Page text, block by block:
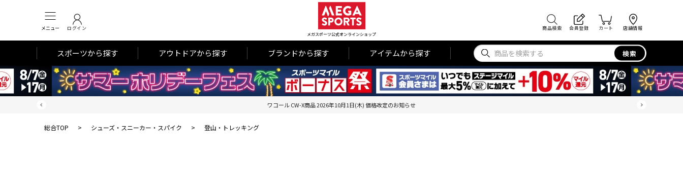
メニュー ログイン
メガスポーツ公式オンラインショップ
商品検索 会員登録 カート 店舗情報
スポーツから探す アウトドアから探す ブランドから探す アイテムから探す 検索
ワコール CW-X商品 2026年10月1日(木) 価格改定のお知らせ
総合TOP > シューズ・スニーカー・スパイク > 登山・トレッキング